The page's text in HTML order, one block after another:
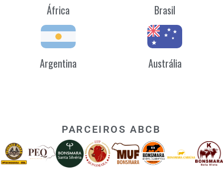
África Brasil
Argentina Austrália
PARCEIROS ABCB